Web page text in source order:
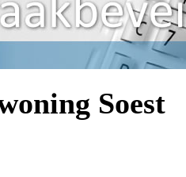
Soest